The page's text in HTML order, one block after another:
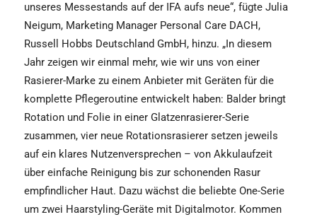
unseres Messestands auf der IFA aufs neue“, fügte Julia
Neigum, Marketing Manager Personal Care DACH,
Russell Hobbs Deutschland GmbH, hinzu. „In diesem
Jahr zeigen wir einmal mehr, wie wir uns von einer
Rasierer-Marke zu einem Anbieter mit Geräten für die
komplette Pflegeroutine entwickelt haben: Balder bringt
Rotation und Folie in einer Glatzenrasierer-Serie
zusammen, vier neue Rotationsrasierer setzen jeweils
auf ein klares Nutzenversprechen – von Akkulaufzeit
über einfache Reinigung bis zur schonenden Rasur
empfindlicher Haut. Dazu wächst die beliebte One-Serie
um zwei Haarstyling-Geräte mit Digitalmotor. Kommen